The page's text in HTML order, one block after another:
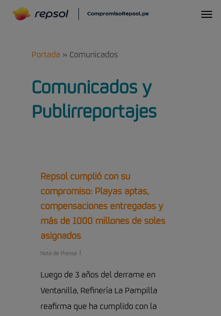
Menu
Portada » Comunicados
Comunicados y
Publirreportajes
Repsol cumplió con su
compromiso: Playas aptas,
compensaciones entregadas y
más de 1000 millones de soles
asignados
Nota de Prensa
Luego de 3 años del derrame en
Ventanilla, Refinería La Pampilla
reafirma que ha cumplido con la